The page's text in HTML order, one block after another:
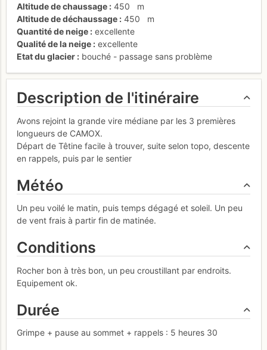
Altitude de chaussage
450
m
Altitude de déchaussage
450
m
Quantité de neige
excellente
Qualité de la neige
excellente
Etat du glacier
bouché - passage sans problème
Description de l'itinéraire
Avons rejoint la grande vire médiane par les 3 premières
longueurs de CAMOX.
Départ de Têtine facile à trouver, suite selon topo, descente
en rappels, puis par le sentier
Météo
Un peu voilé le matin, puis temps dégagé et soleil. Un peu
de vent frais à partir fin de matinée.
Conditions
Rocher bon à très bon, un peu croustillant par endroits.
Equipement ok.
Durée
Grimpe + pause au sommet + rappels : 5 heures 30